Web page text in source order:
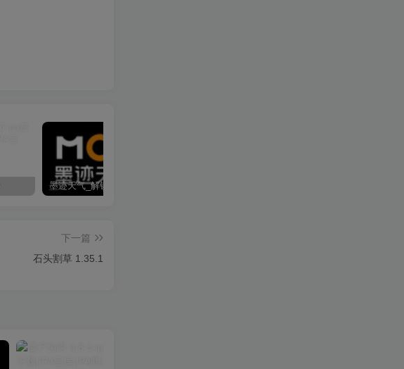
下一篇
石头割草 1.35.1